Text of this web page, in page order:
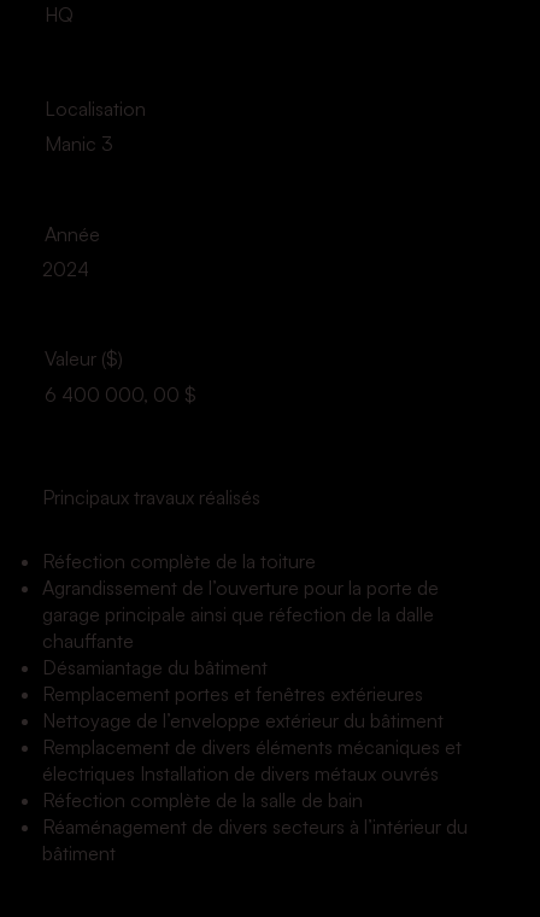
Localisation
Valeur ($)
Année
Principaux travaux réalisés
Manic 3
6 400 000, 00 $
HQ
2024
Réfection complète de la toiture
Agrandissement de l’ouverture pour la porte de
garage principale ainsi que réfection de la dalle
chauffante
Désamiantage du bâtiment
Remplacement portes et fenêtres extérieures
Nettoyage de l’enveloppe extérieur du bâtiment
Remplacement de divers éléments mécaniques et
électriques Installation de divers métaux ouvrés
Réfection complète de la salle de bain
Réaménagement de divers secteurs à l’intérieur du
bâtiment